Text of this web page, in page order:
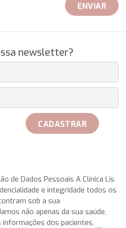
ENVIAR
newsletter?
CADASTRAR
Malea received on 25 May from
along with a azure very with
rolex replicaThis IWC
watches has a stainless-
de Dados Pessoais A Clínica Lis
e integridade todos os
sob a sua
não apenas da sua saúde,
dos pacientes,